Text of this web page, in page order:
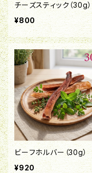
チーズスティック（30g）
¥800
ビーフホルバー（30g）
¥920